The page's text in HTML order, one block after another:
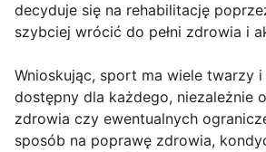
decyduje się na rehabilitację
szybciej wrócić do pełni zdrowia i
Wnioskując, sport ma wiele twarzy
dostępny dla każdego, niezależnie
zdrowia czy ewentualnych
sposób na poprawę zdrowia,